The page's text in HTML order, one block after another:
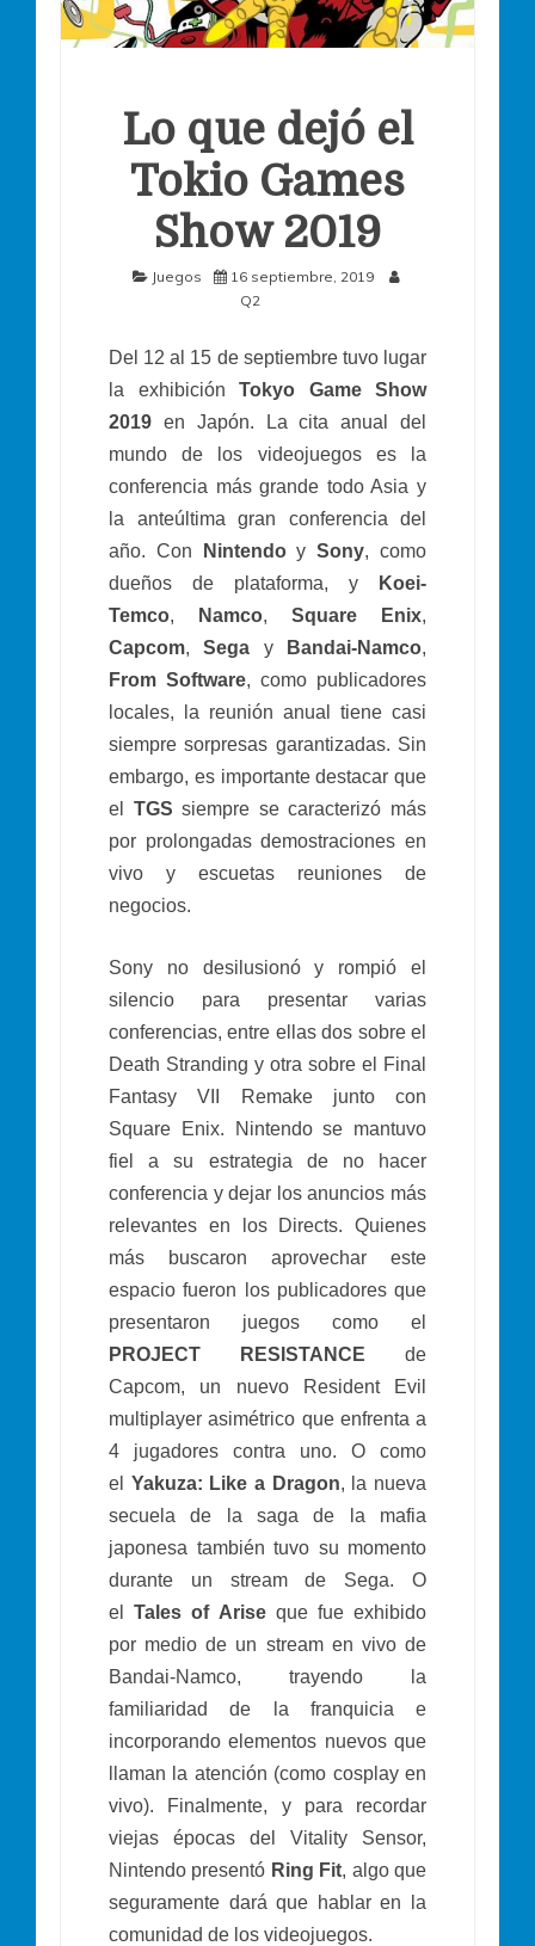
Lo que dejó el
Tokio Games
Show 2019
Juegos
16 septiembre, 2019
Q2
Del 12 al 15 de septiembre tuvo lugar
la exhibición Tokyo Game Show
2019 en Japón. La cita anual del
mundo de los videojuegos es la
conferencia más grande todo Asia y
la anteúltima gran conferencia del
año. Con
NintendoySony, como
dueños de plataforma, y
Koei-
Temco, Namco, Square Enix,
Capcom,Sega y Bandai-Namco,
From Software, como publicadores
locales, la reunión anual tiene casi
siempre sorpresas garantizadas. Sin
embargo, es importante destacar que
el TGS siempre se caracterizó más
por prolongadas demostraciones en
vivo y escuetas reuniones de
negocios.
Sony no desilusionó y rompió el
silencio para presentar varias
conferencias, entre ellas dos sobre el
Death Stranding y otra sobre el Final
Fantasy VII Remake junto con
Square Enix. Nintendo se mantuvo
fiel a su estrategia de no hacer
conferencia y dejar los anuncios más
relevantes en los Directs. Quienes
más buscaron aprovechar este
espacio fueron los publicadores que
presentaron juegos como el
PROJECT RESISTANCE de
Capcom, un nuevo Resident Evil
multiplayer asimétrico que enfrenta a
4 jugadores contra uno. O como
el Yakuza: Like a Dragon, la nueva
secuela de la saga de la mafia
japonesa también tuvo su momento
durante un stream de Sega. O
elTales of Ariseque fue exhibido
por medio de un stream en vivo de
Bandai-Namco, trayendo la
familiaridad de la franquicia e
incorporando elementos nuevos que
llaman la atención (como cosplay en
vivo). Finalmente, y para recordar
viejas épocas del Vitality Sensor,
Nintendo presentó Ring Fit, algo que
seguramente dará que hablar en la
comunidad de los videojuegos.